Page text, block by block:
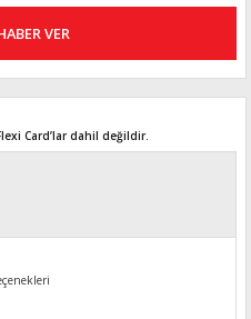
VER
Card’lar dahil değildir.